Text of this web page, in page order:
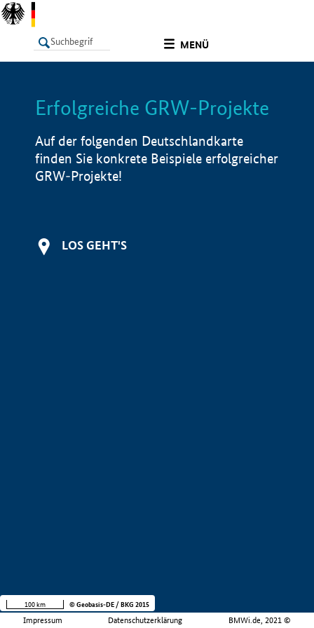
MENÜ
LISTE Info
Erfolgreiche GRW-Projekte
Auf der folgenden Deutschlandkarte
finden Sie konkrete Beispiele erfolgreicher
GRW-Projekte!
LOS GEHT'S
Impressum Datenschutzerklärung BMWi.de, 2021 ©
100 km © Geobasis-DE / BKG 2015